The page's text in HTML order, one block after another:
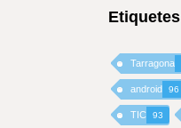
N
Ú
P
Esteu
aquí
Etiquetes
Tarragona
android 96
TIC 93